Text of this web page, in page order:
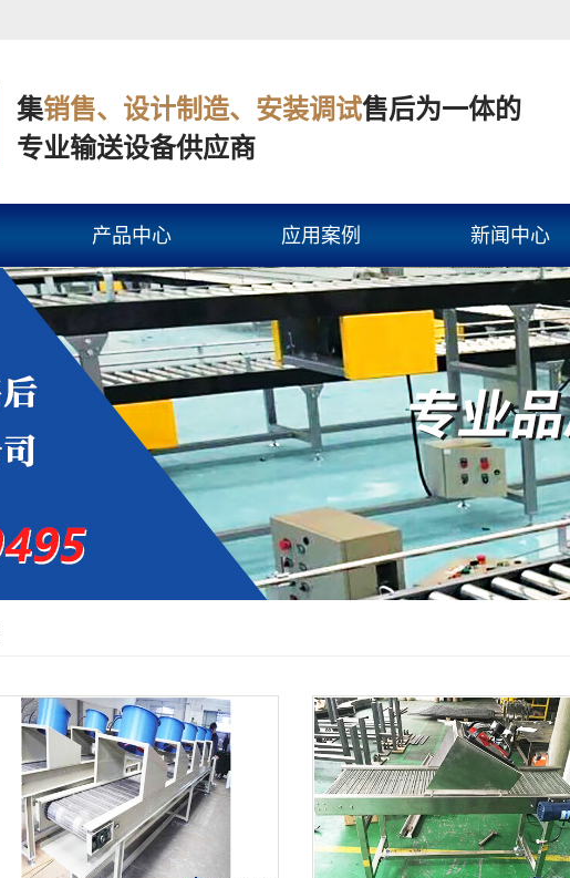
集销售、设计制造、安装调试售后为一体的
专业输送设备供应商
产品中心
皮带线
滚筒线
网链线
倍速链线
工作台
伸缩皮带输送机
应用案例
快递物流
工业制造
电子科技
汽车行业
食品行业
新闻中心
公司新闻
行业新闻
技术知识